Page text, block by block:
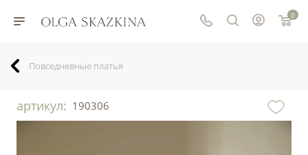
0
Повседневные платья
артикул: 190306